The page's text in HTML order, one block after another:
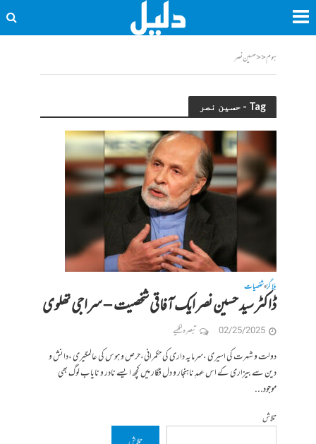
ہوم<<حسین نصر
Tag - حسین نصر
بلاگز•شخصیات
ڈاکٹر سید حسین نصر ایک آفاقی شخصیت – سراجی تھلوی
02/25/2025 تبصرہ لکھیے
دولت و شہرت کی اسیری ،سرمایہ داری کی حکمرانی،حرص و ہوس کی عالمگیری ،دانش و
دین سے بیزاری کے اس عہدِ ناہنجار و دل فگار میں کچھ ایسے نادر و نایاب لوگ بھی
موجود...
تلاش